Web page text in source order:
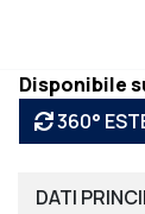
Disponibile
360°
DATI